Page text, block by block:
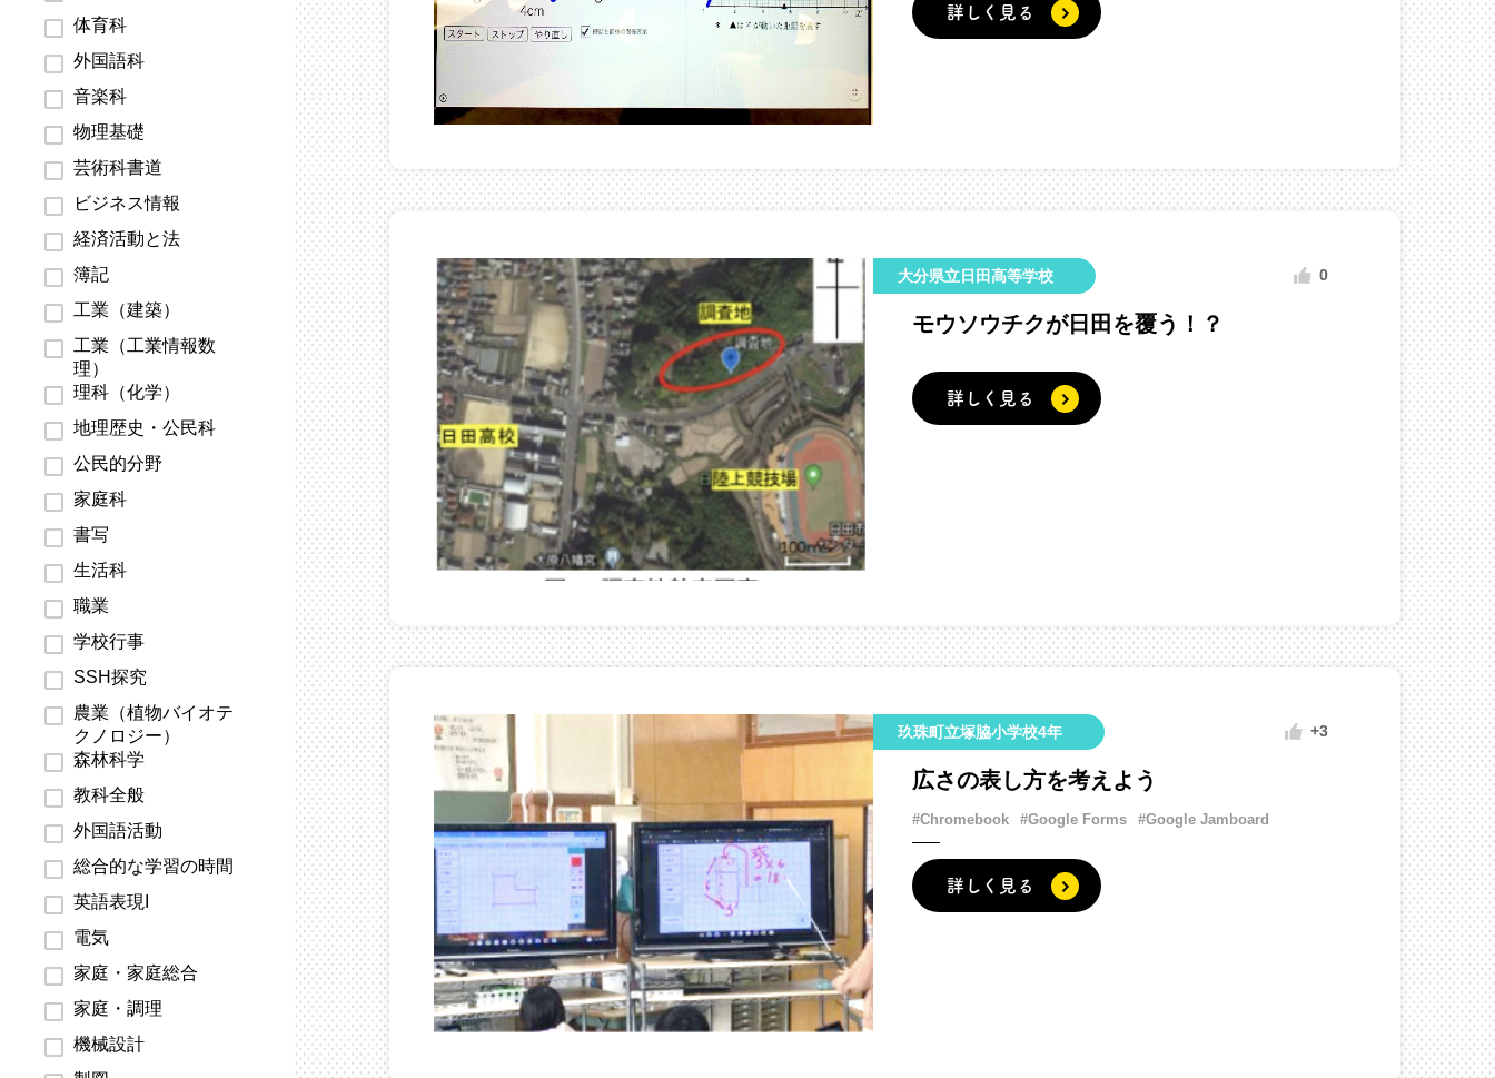
体育科
外国語科
音楽科
物理基礎
芸術科書道
ビジネス情報
経済活動と法
簿記
工業（建築）
工業（工業情報数
理）
理科（化学）
地理歴史・公民科
公民的分野
家庭科
書写
生活科
職業
学校行事
SSH探究
農業（植物バイオテ
クノロジー）
森林科学
教科全般
外国語活動
総合的な学習の時間
英語表現I
電気
家庭・家庭総合
家庭・調理
機械設計
詳しく見る
大分県立日田高等学校 0
モウソウチクが日田を覆う！？
詳しく見る
玖珠町立塚脇小学校4年 +3
広さの表し方を考えよう
#Chromebook #Google Forms #Google Jamboard
詳しく見る